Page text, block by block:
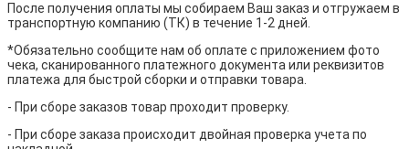
После получения оплаты мы собираем Ваш заказ и отгружаем в
транспортную компанию (ТК) в течение 1-2 дней.
*Обязательно сообщите нам об оплате с приложением фото
чека, сканированного платежного документа или реквизитов
платежа для быстрой сборки и отправки товара.
- При сборе заказов товар проходит проверку.
- При сборе заказа происходит двойная проверка учета по